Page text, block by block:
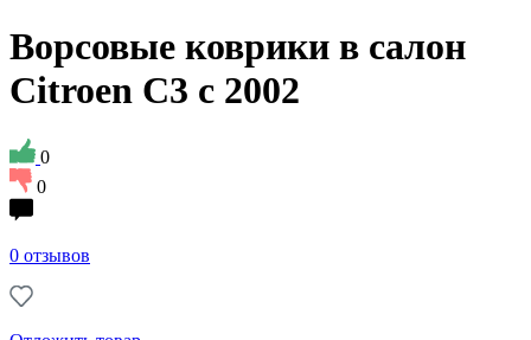
Ворсовые коврики в салон
Citroen C3 с 2002
0
0
0 отзывов